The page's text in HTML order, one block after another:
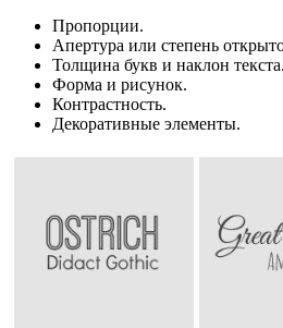
Пропорции.
Апертура или степень
Толщина букв и наклон текста.
Форма и рисунок.
Контрастность.
Декоративные элементы.